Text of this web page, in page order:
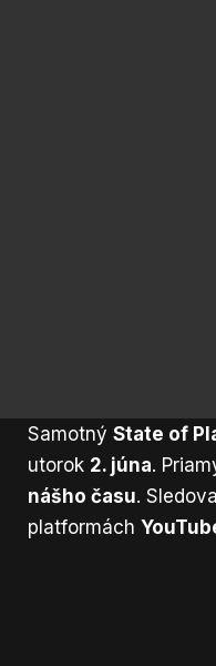
Samotný State of
utorok 2. júna.
nášho času.
platformách